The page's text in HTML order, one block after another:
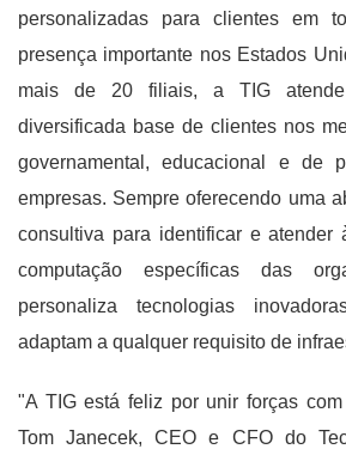
personalizadas para clientes em
presença importante nos Estados
mais de 20 filiais, a TIG
diversificada base de clientes nos
governamental, educacional e de
empresas. Sempre oferecendo uma
consultiva para identificar e atender
computação específicas das
personaliza tecnologias
adaptam a qualquer requisito de
"A TIG está feliz por unir forças
Tom Janecek, CEO e CFO do